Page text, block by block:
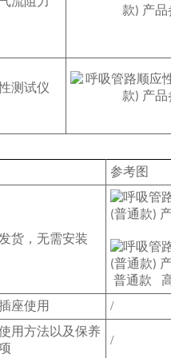
测试仪
参考图
货，无需安装
普通款
座使用 /
用方法以及保养
/